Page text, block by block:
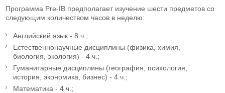
Программа Pre-IB предполагает изучение шести предметов со
следующим количеством часов в неделю:
Английский язык - 8 ч.;
Естественнонаучные дисциплины (физика, химия,
биология, экология) - 4 ч.;
Гуманитарные дисциплины (география, психология,
история, экономика, бизнес) - 4 ч.;
Математика - 4 ч.;